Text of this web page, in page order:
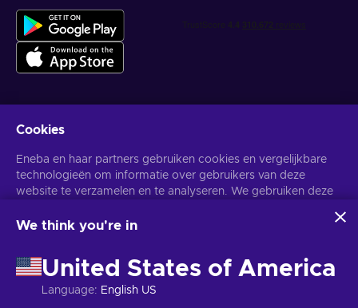
Krijg gepersonaliseerde gameaanbiedingen
Abonneer
U kunt zich op elk gewenst moment afmelden. Bezoek dePrivacy
Cookies
Eneba en haar partners gebruiken cookies en vergelijkbare
technologieën om informatie over gebruikers van deze
website te verzamelen en te analyseren. We gebruiken deze
de site te verbeteren. Uw persoonlijke gegevens kunnen ook
Door op 'Alles accepteren' te klikken, geef je toestemming
voor het gebruik van deze technologieën door Eneba en haar
partners. U kunt uw toestemming aanpassen door op
We think you're in
United States of America
Language: English US